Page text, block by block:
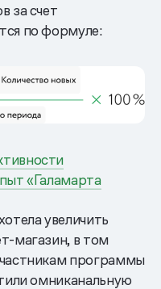
за счет
по формуле:
«Галамарта
увеличить
магазин, в том
программы
омниканальную